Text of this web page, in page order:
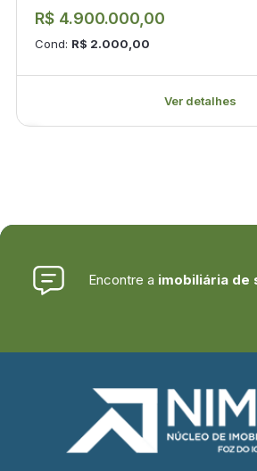
R$ 4.900.000,00
Cond: R$ 2.000,00
Ver detalhes
Encontre a imobiliária de